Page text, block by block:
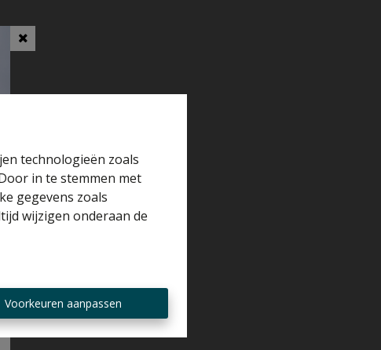
technologieën zoals
in te stemmen met
gegevens zoals
wijzigen onderaan de
Voorkeuren aanpassen